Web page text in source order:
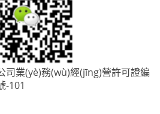
司業(yè)務(wù)經(jīng)營許可證編
-101